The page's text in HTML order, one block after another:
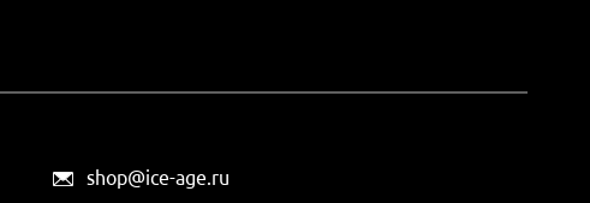
shop@ice-age.ru